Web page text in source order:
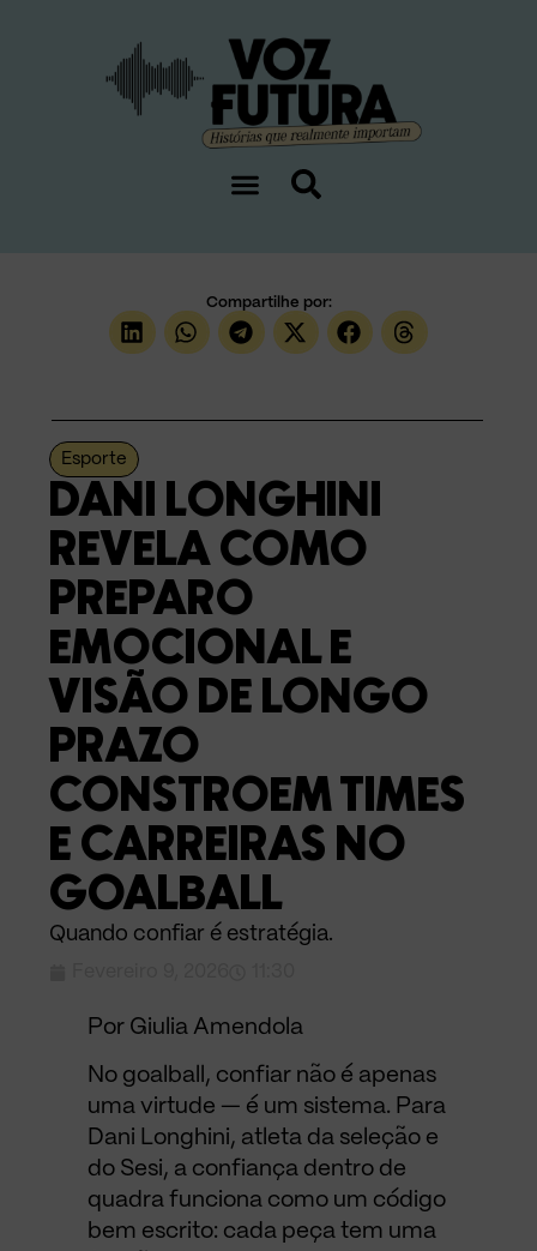
Compartilhe por:
Esporte
DANI LONGHINI
REVELA COMO
PREPARO
EMOCIONAL E
VISÃO DE LONGO
PRAZO
CONSTROEM TIMES
E CARREIRAS NO
GOALBALL
Quando confiar é estratégia.
Por Giulia Amendola
No goalball, confiar não é apenas
uma virtude — é um sistema. Para
Dani Longhini, atleta da seleção e
do Sesi, a confiança dentro de
quadra funciona como um código
bem escrito: cada peça tem uma